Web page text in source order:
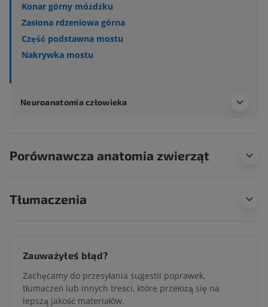
Konar górny móżdżku
Zasłona rdzeniowa górna
Część podstawna mostu
Nakrywka mostu
Neuroanatomia człowieka
Porównawcza anatomia zwierząt
Tłumaczenia
Zauważyłeś błąd?
Zachęcamy do przesyłania sugestii poprawek,
tłumaczeń lub innych treści, które przełożą się na
lepszą jakość materiałów.